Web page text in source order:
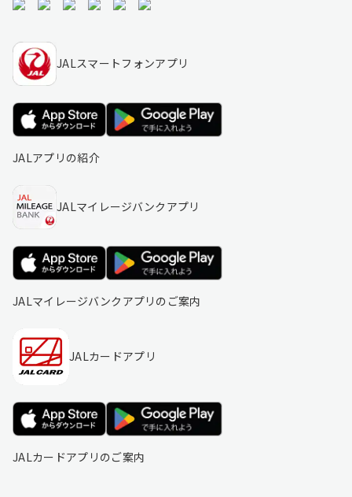
JALスマートフォンアプリ
JALアプリの紹介
JALマイレージバンクアプリ
JALマイレージバンクアプリのご案内
JALカードアプリ
JALカードアプリのご案内